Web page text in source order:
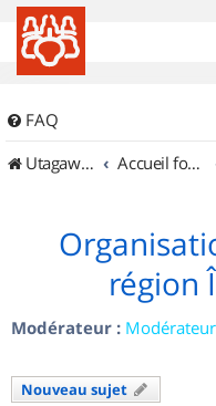
FAQ
UtagawaVTT (Randos VTT et VTTAE avec traces GPS)
Accueil forum
région
Modérateur :
Nouveau sujet